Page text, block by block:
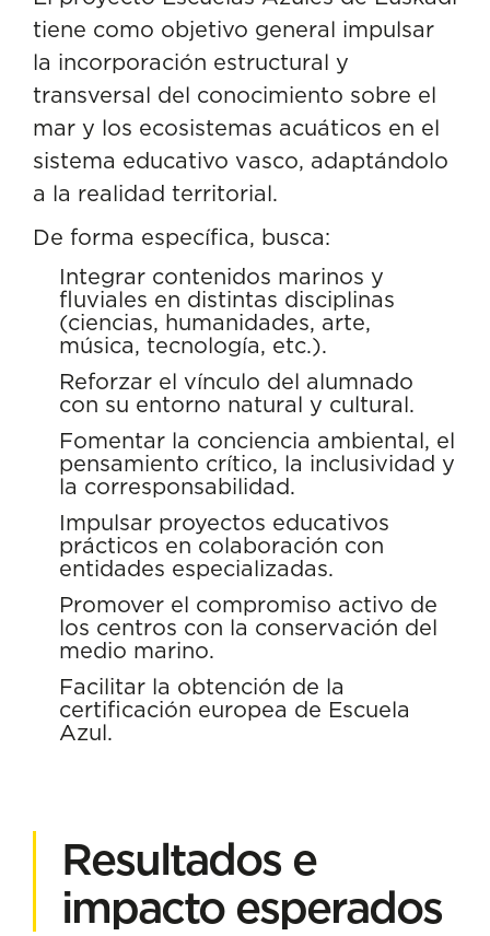
tiene como objetivo general impulsar
la incorporación estructural y
transversal del conocimiento sobre el
mar y los ecosistemas acuáticos en el
sistema educativo vasco, adaptándolo
a la realidad territorial.
De forma específica, busca:
Integrar contenidos marinos y
fluviales en distintas disciplinas
(ciencias, humanidades, arte,
música, tecnología, etc.).
Reforzar el vínculo del alumnado
con su entorno natural y cultural.
Fomentar la conciencia ambiental, el
pensamiento crítico, la inclusividad y
la corresponsabilidad.
Impulsar proyectos educativos
prácticos en colaboración con
entidades especializadas.
Promover el compromiso activo de
los centros con la conservación del
medio marino.
Facilitar la obtención de la
certificación europea de Escuela
Azul.
Resultados e
impacto esperados